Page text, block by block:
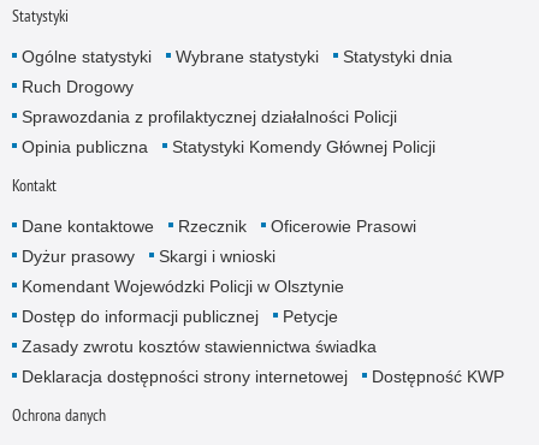
Statystyki
Ogólne statystyki Wybrane statystyki
Statystyki dnia
Ruch Drogowy
Sprawozdania z profilaktycznej działalności Policji
Opinia publiczna
Statystyki Komendy Głównej Policji
Kontakt
Dane kontaktowe Rzecznik
Oficerowie Prasowi
Dyżur prasowy
Skargi i wnioski
Komendant Wojewódzki Policji w Olsztynie
Dostęp do informacji publicznej
Petycje
Zasady zwrotu kosztów stawiennictwa świadka
Deklaracja dostępności strony internetowej
Dostępność KWP
Ochrona danych